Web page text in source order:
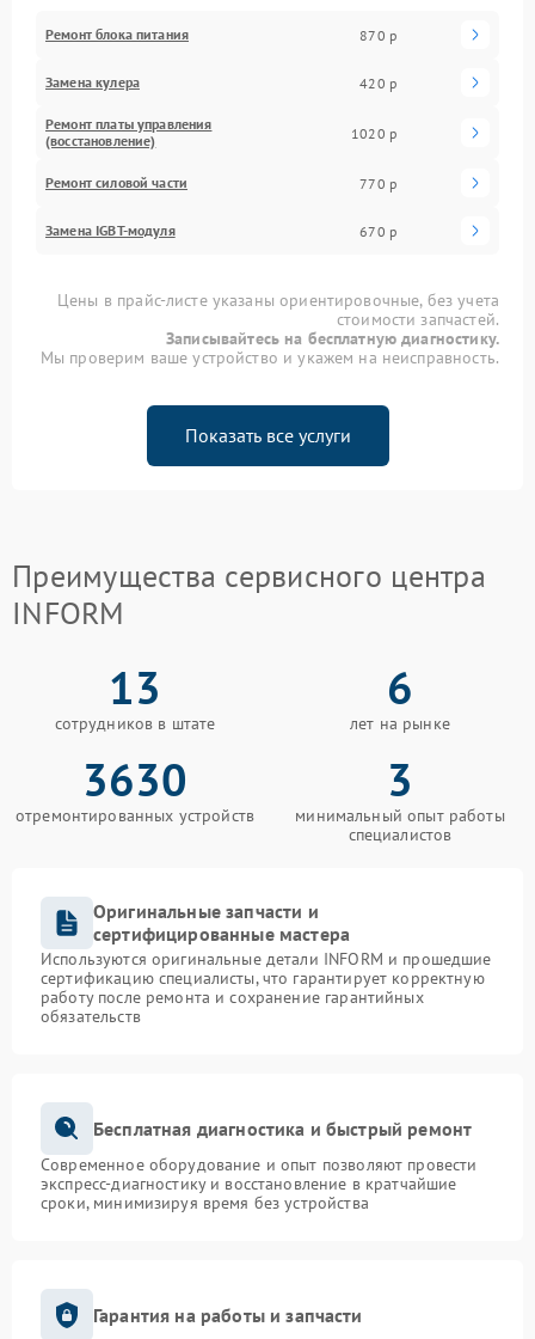
Ремонт блока питания 870 р
Замена кулера 420 р
Ремонт платы управления
(восстановление)
1020 р
Ремонт силовой части 770 р
Замена IGBT-модуля 670 р
Цены в прайс-листе указаны ориентировочные, без учета
стоимости запчастей.
Записывайтесь на бесплатную диагностику.
Мы проверим ваше устройство и укажем на неисправность.
Показать все услуги
Преимущества сервисного центра
INFORM
13
сотрудников в штате
6
лет на рынке
3630
отремонтированных устройств
3
минимальный опыт работы
специалистов
Оригинальные запчасти и
сертифицированные мастера
Используются оригинальные детали INFORM и прошедшие
сертификацию специалисты, что гарантирует корректную
работу после ремонта и сохранение гарантийных
обязательств
Бесплатная диагностика и быстрый ремонт
Современное оборудование и опыт позволяют провести
экспресс-диагностику и восстановление в кратчайшие
сроки, минимизируя время без устройства
Гарантия на работы и запчасти